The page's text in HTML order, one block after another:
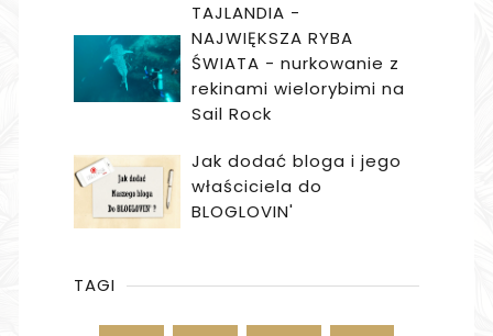
TAJLANDIA -
NAJWIĘKSZA RYBA
ŚWIATA - nurkowanie z
rekinami wielorybimi na
Sail Rock
Jak dodać bloga i jego
właściciela do
BLOGLOVIN'
TAGI